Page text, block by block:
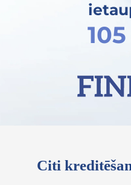
Citi